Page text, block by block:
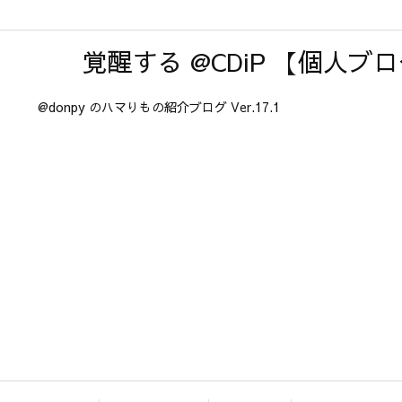
覚醒する @CDiP 【個人ブ
@donpy のハマりもの紹介ブログ Ver.17.1